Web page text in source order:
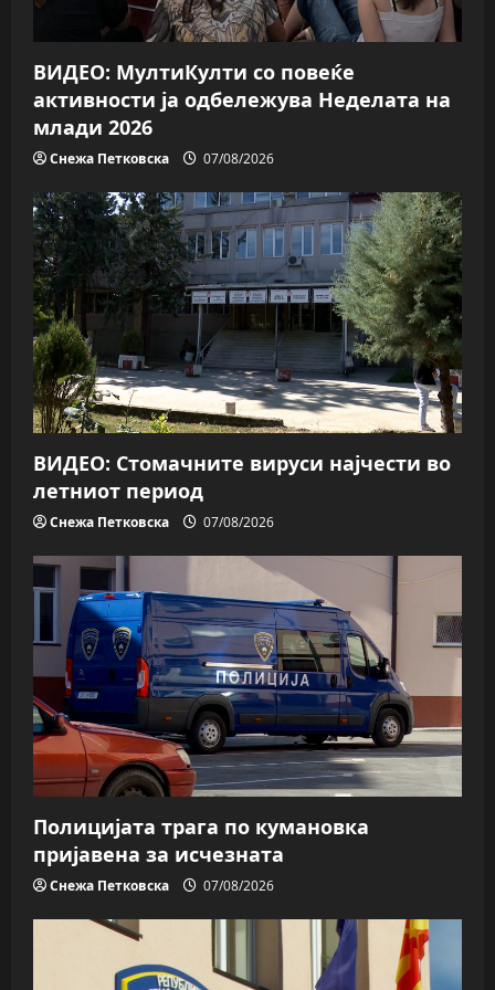
ВИДЕО: МултиКулти со повеќе
активности ја одбележува Неделата на
млади 2026
Снежа Петковска 07/08/2026
ВИДЕО: Стомачните вируси најчести во
летниот период
Снежа Петковска 07/08/2026
Полицијата трага пo кумановка
пријавена за исчезната
Снежа Петковска 07/08/2026